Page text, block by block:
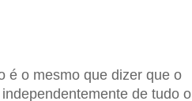
é o mesmo que dizer que o
de tudo o